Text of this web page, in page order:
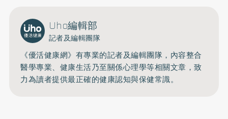
Uho編輯部
記者及編輯團隊
《優活健康網》有專業的記者及編輯團隊，內容整合
醫學專業、健康生活乃至關係心理學等相關文章，致
力為讀者提供最正確的健康認知與保健常識。